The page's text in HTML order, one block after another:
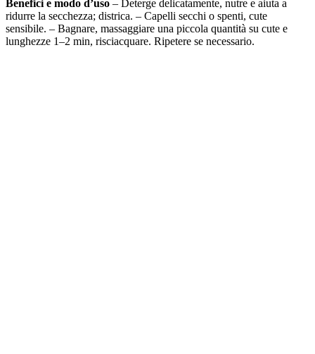
Benefici e modo d’uso – Deterge delicatamente, nutre e aiuta a
ridurre la secchezza; districa. – Capelli secchi o spenti, cute
sensibile. – Bagnare, massaggiare una piccola quantità su cute e
lunghezze 1–2 min, risciacquare. Ripetere se necessario.